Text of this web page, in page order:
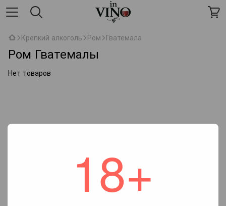
18+
Крепкий алкоголь Ром Гватемала
Ром Гватемалы
Нет товаров